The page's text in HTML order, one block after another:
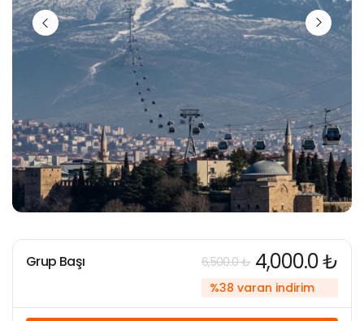
Grup Başı 6,500.0 ₺ 4,000.0 ₺
%38 varan indirim